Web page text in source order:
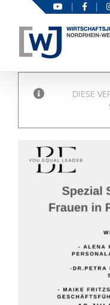
springen
| |
DIESE